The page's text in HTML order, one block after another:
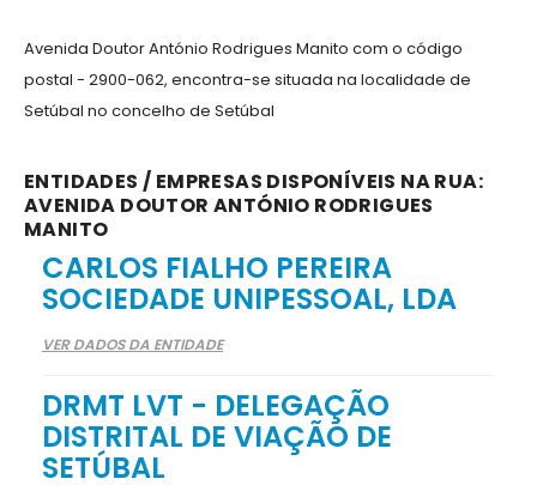
Avenida Doutor António Rodrigues Manito com o código
postal - 2900-062, encontra-se situada na localidade de
Setúbal no concelho de Setúbal
ENTIDADES / EMPRESAS DISPONÍVEIS NA RUA:
AVENIDA DOUTOR ANTÓNIO RODRIGUES
MANITO
CARLOS FIALHO PEREIRA
SOCIEDADE UNIPESSOAL, LDA
VER DADOS DA ENTIDADE
DRMT LVT - DELEGAÇÃO
DISTRITAL DE VIAÇÃO DE
SETÚBAL